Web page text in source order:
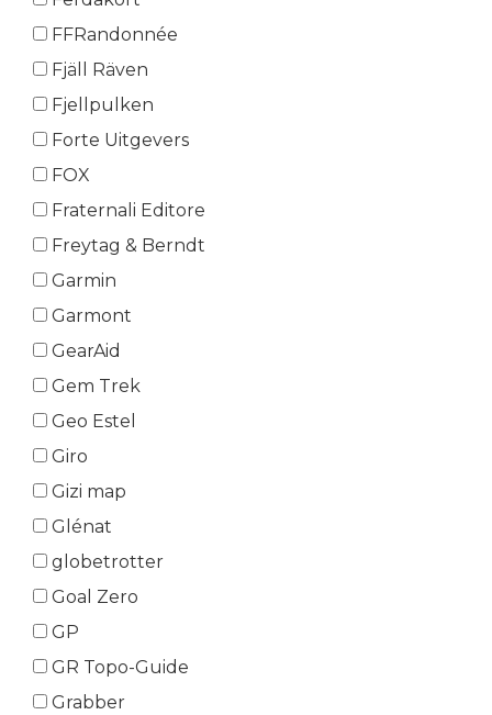
FFRandonnée
Fjäll Räven
Fjellpulken
Forte Uitgevers
FOX
Fraternali Editore
Freytag & Berndt
Garmin
Garmont
GearAid
Gem Trek
Geo Estel
Giro
Gizi map
Glénat
globetrotter
Goal Zero
GP
GR Topo-Guide
Grabber